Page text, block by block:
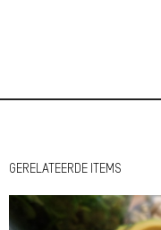
GERELATEERDE ITEMS